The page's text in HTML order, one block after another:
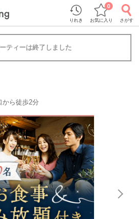
りれき お気に入り
0
さがす
ティーは終了しました
から徒歩2分